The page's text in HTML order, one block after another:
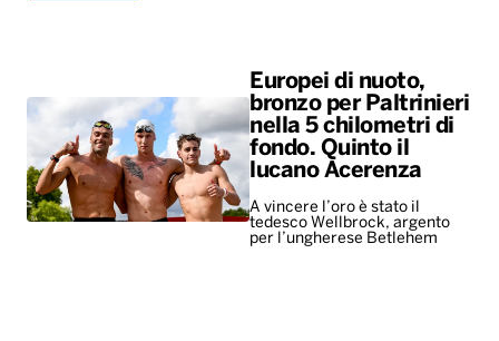
Europei di nuoto,
bronzo per Paltrinieri
nella 5 chilometri di
fondo. Quinto il
lucano Acerenza
A vincere l’oro è stato il
tedesco Wellbrock, argento
per l’ungherese Betlehem